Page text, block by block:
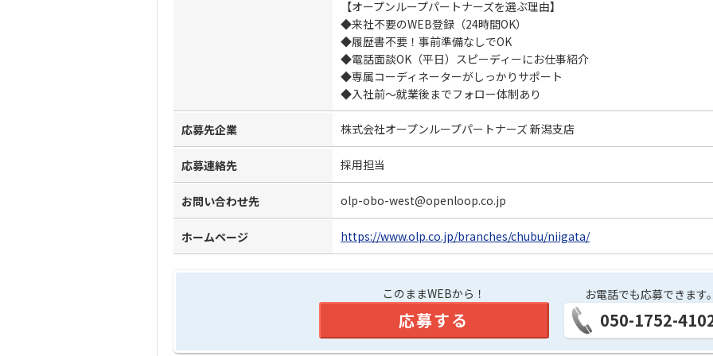
【オープンループパートナーズを選ぶ理由】
◆来社不要のWEB登録（24時間OK）
◆履歴書不要！事前準備なしでOK
◆電話面談OK（平日）スピーディーにお仕事紹介
◆専属コーディネーターがしっかりサポート
◆入社前～就業後までフォロー体制あり
応募先企業 株式会社オープンループパートナーズ 新潟支店
応募連絡先 採用担当
お問い合わせ先 olp-obo-west@openloop.co.jp
ホームページ https://www.olp.co.jp/branches/chubu/niigata/
このままWEBから！
応募する
お電話でも応募できます
050-1752-